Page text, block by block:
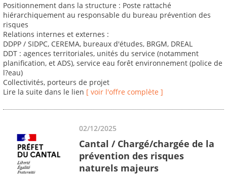
Positionnement dans la structure : Poste rattaché
hiérarchiquement au responsable du bureau prévention des
risques
Relations internes et externes :
DDPP / SIDPC, CEREMA, bureaux d'études, BRGM, DREAL
DDT : agences territoriales, unités du service (notamment
planification, et ADS), service eau forêt environnement (police de
l?eau)
Collectivités, porteurs de projet
Lire la suite dans le lien [ voir l'offre complète ]
02/12/2025
Cantal / Chargé/chargée de la
prévention des risques
naturels majeurs